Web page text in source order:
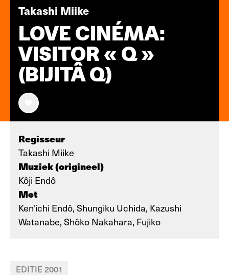
Takashi Miike
LOVE CINÉMA:
VISITOR « Q »
(BIJITÂ Q)
Regisseur
Takashi Miike
Muziek (origineel)
Kôji Endô
Met
Ken'ichi Endô, Shungiku Uchida, Kazushi
Watanabe, Shôko Nakahara, Fujiko
EDITIE 2001